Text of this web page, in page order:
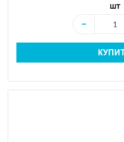
шт
−